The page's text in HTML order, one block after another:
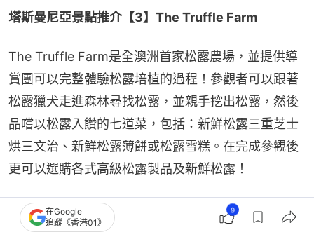
塔斯曼尼亞景點推介【3】The Truffle Farm
The Truffle Farm是全澳洲首家松露農場，並提供導
賞團可以完整體驗松露培植的過程！參觀者可以跟著
松露獵犬走進森林尋找松露，並親手挖出松露，然後
品嚐以松露入饡的七道菜，包括：新鮮松露三重芝士
烘三文治、新鮮松露薄餅或松露雪糕。在完成參觀後
更可以選購各式高級松露製品及新鮮松露！
在Google
追蹤《香港01》
9